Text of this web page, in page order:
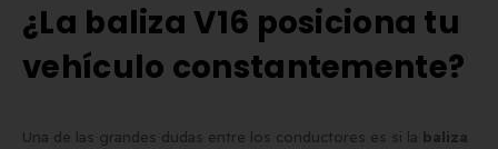
¿La baliza V16 posiciona tu
vehículo constantemente?
Una de las grandes dudas entre los conductores es si la baliza